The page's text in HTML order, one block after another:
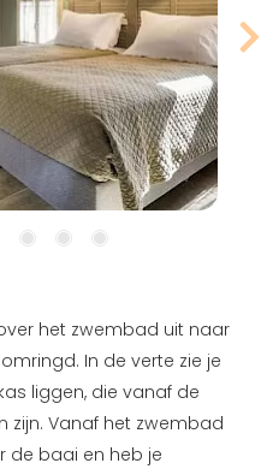
het zwembad uit naar
In de verte zie je
liggen, die vanaf de
zijn. Vanaf het zwembad
de baai en heb je